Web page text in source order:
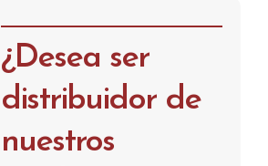
¿Desea ser
distribuidor de
nuestros